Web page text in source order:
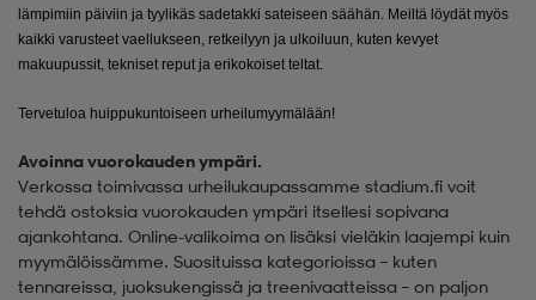
lämpimiin päiviin ja tyylikäs sadetakki sateiseen säähän. Meiltä löydät myös
kaikki varusteet vaellukseen, retkeilyyn ja ulkoiluun, kuten kevyet
makuupussit, teknisetreputja erikokoisetteltat.
Tervetuloa huippukuntoiseen urheilumyymälään!
Avoinna vuorokauden ympäri.
Verkossa toimivassa urheilukaupassamme stadium.fi voit
tehdä ostoksia vuorokauden ympäri itsellesi sopivana
ajankohtana. Online-valikoima on lisäksi vieläkin laajempi kuin
myymälöissämme. Suosituissa kategorioissa – kuten
tennareissa juoksukengissä ja treenivaatteissa – on paljon